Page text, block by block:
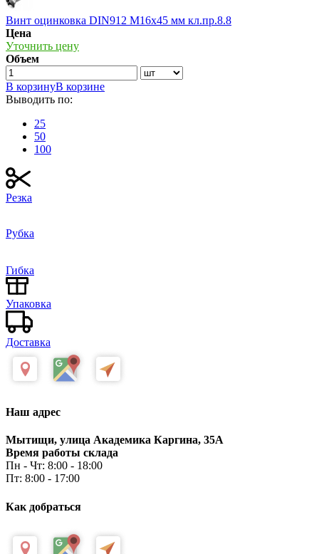
Винт оцинковка DIN912 М16х45 мм кл.пр.8.8
Цена
Уточнить цену
Объем
В корзинуВ корзине
Выводить по:
25
50
100
Резка
Рубка
Гибка
Упаковка
Доставка
Наш адрес
Мытищи, улица Академика Каргина, 35А
Время работы склада
Пн - Чт: 8:00 - 18:00
Пт: 8:00 - 17:00
Как добраться